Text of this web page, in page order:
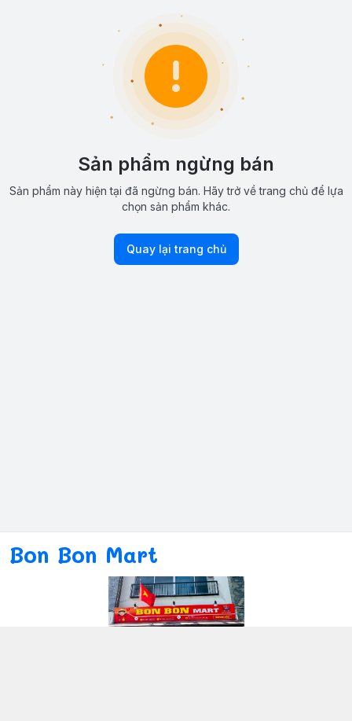
Sản phẩm ngừng bán
Sản phẩm này hiện tại đã ngừng bán. Hãy trở về trang chủ để lựa
chọn sản phẩm khác.
Quay lại trang chủ
Bon Bon Mart